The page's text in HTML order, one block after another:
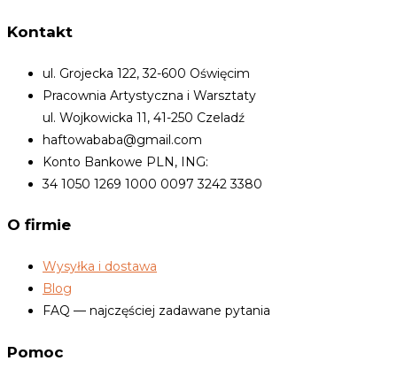
Kontakt
ul. Grojecka 122, 32-600 Oświęcim
Pracownia Artystyczna i Warsztaty
ul. Wojkowicka 11, 41-250 Czeladź
haftowababa@gmail.com
Konto Bankowe PLN, ING:
34 1050 1269 1000 0097 3242 3380
O firmie
Wysyłka i dostawa
Blog
FAQ — najczęściej zadawane pytania
Pomoc